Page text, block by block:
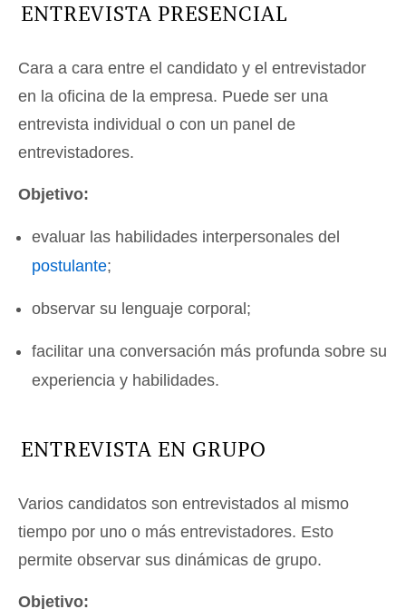
ENTREVISTA PRESENCIAL
Cara a cara entre el candidato y el entrevistador
en la oficina de la empresa. Puede ser una
entrevista individual o con un panel de
entrevistadores.
Objetivo:
evaluar las habilidades interpersonales del
postulante;
observar su lenguaje corporal;
facilitar una conversación más profunda sobre su
experiencia y habilidades.
ENTREVISTA EN GRUPO
Varios candidatos son entrevistados al mismo
tiempo por uno o más entrevistadores. Esto
permite observar sus dinámicas de grupo.
Objetivo: